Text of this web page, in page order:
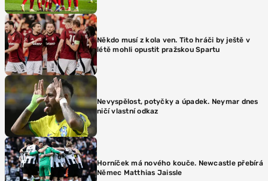
Někdo musí z kola ven. Tito hráči by ještě v
létě mohli opustit pražskou Spartu
Nevyspělost, potyčky a úpadek. Neymar dnes
ničí vlastní odkaz
Horníček má nového kouče. Newcastle přebírá
Němec Matthias Jaissle